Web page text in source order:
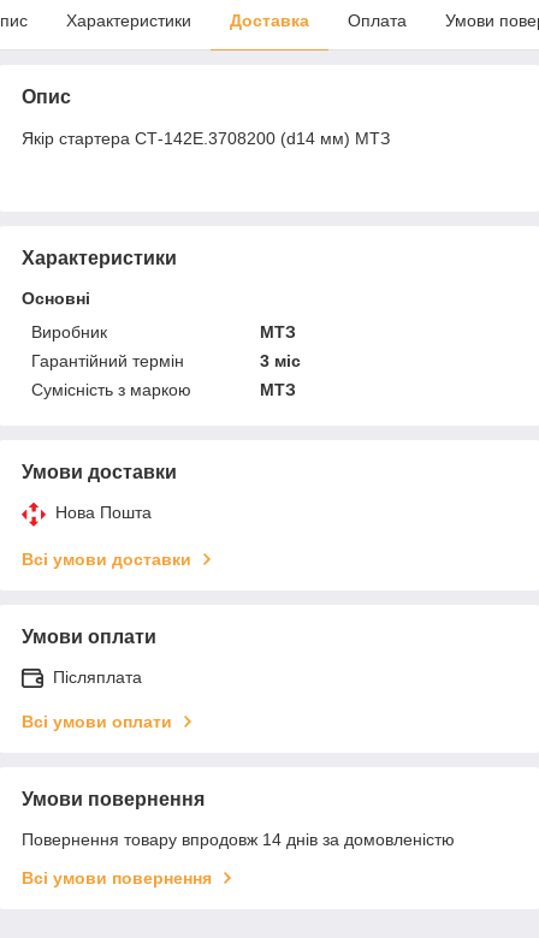
Характеристики Доставка Оплата Умови
Опис
Якір стартера СТ-142Е.3708200 (d14 мм) МТЗ
Характеристики
Основні
Виробник
МТЗ
Гарантійний термін
3 міс
Сумісність з маркою
МТЗ
Умови доставки
Нова Пошта
Всі умови доставки
Умови оплати
Післяплата
Всі умови оплати
Умови повернення
Повернення товару впродовж 14 днів за домовленістю
Всі умови повернення